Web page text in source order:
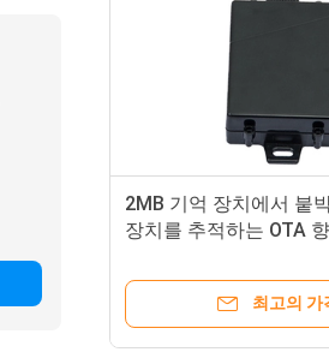
2MB 기억 장치에서 붙
장치를 추적하는 OTA
최고의 가